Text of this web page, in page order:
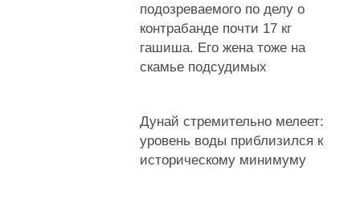
подозреваемого по делу о
контрабанде почти 17 кг
гашиша. Его жена тоже на
скамье подсудимых
Дунай стремительно мелеет:
уровень воды приблизился к
историческому минимуму